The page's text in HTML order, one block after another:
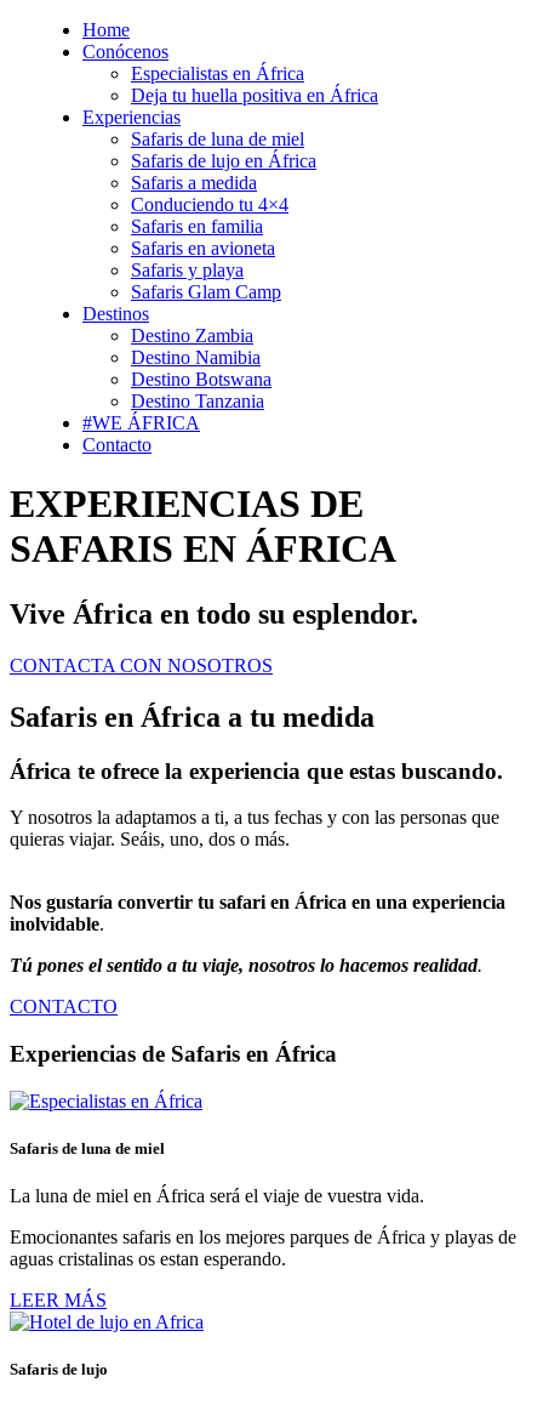
Home
Conócenos
Especialistas en África
Deja tu huella positiva en África
Experiencias
Safaris de luna de miel
Safaris de lujo en África
Safaris a medida
Conduciendo tu 4×4
Safaris en familia
Safaris en avioneta
Safaris y playa
Safaris Glam Camp
Destinos
Destino Zambia
Destino Namibia
Destino Botswana
Destino Tanzania
#WE ÁFRICA
Contacto
EXPERIENCIAS DE
SAFARIS EN ÁFRICA
Vive África en todo su esplendor.
CONTACTA CON NOSOTROS
Safaris en África a tu medida
África te ofrece la experiencia que estas buscando.
Y nosotros la adaptamos a ti, a tus fechas y con las personas que
quieras viajar. Seáis, uno, dos o más.
Nos gustaría convertir tu safari en África en una experiencia
inolvidable.
Tú pones el sentido a tu viaje, nosotros lo hacemos realidad.
CONTACTO
Experiencias de Safaris en África
Safaris de luna de miel
La luna de miel en África será el viaje de vuestra vida.
Emocionantes safaris en los mejores parques de África y playas de
aguas cristalinas os estan esperando.
LEER MÁS
Safaris de lujo